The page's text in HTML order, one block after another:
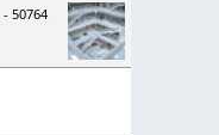
- 50764